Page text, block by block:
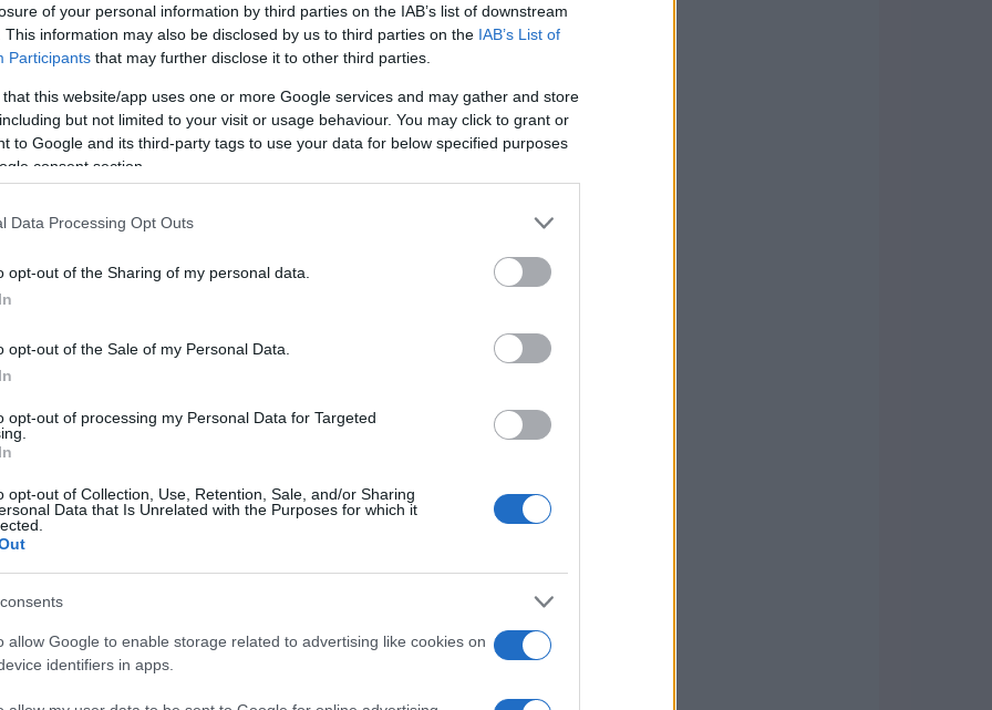
of your personal information by third parties on the IAB’s list of downstream
This information may also be disclosed by us to third parties on the IAB’s List of
Participants that may further disclose it to other third parties.
that this website/app uses one or more Google services and may gather and store
but not limited to your visit or usage behaviour. You may click to grant or
to Google and its third-party tags to use your data for below specified purposes
consent section.
Data Processing Opt Outs
opt-out of the Sharing of my personal data.
opt-out of the Sale of my Personal Data.
opt-out of processing my Personal Data for Targeted
opt-out of Collection, Use, Retention, Sale, and/or Sharing
Data that Is Unrelated with the Purposes for which it
allow Google to enable storage related to advertising like cookies on
identifiers in apps.
Natale, molti possono trovare nel regalo di un
per celebrare l’amore e l’amicizia. Questi
solo per i regali, ma anche come opzione
luce
affonda le radici neigioielli solitari, concepiti
di una gemma. Con il passare del